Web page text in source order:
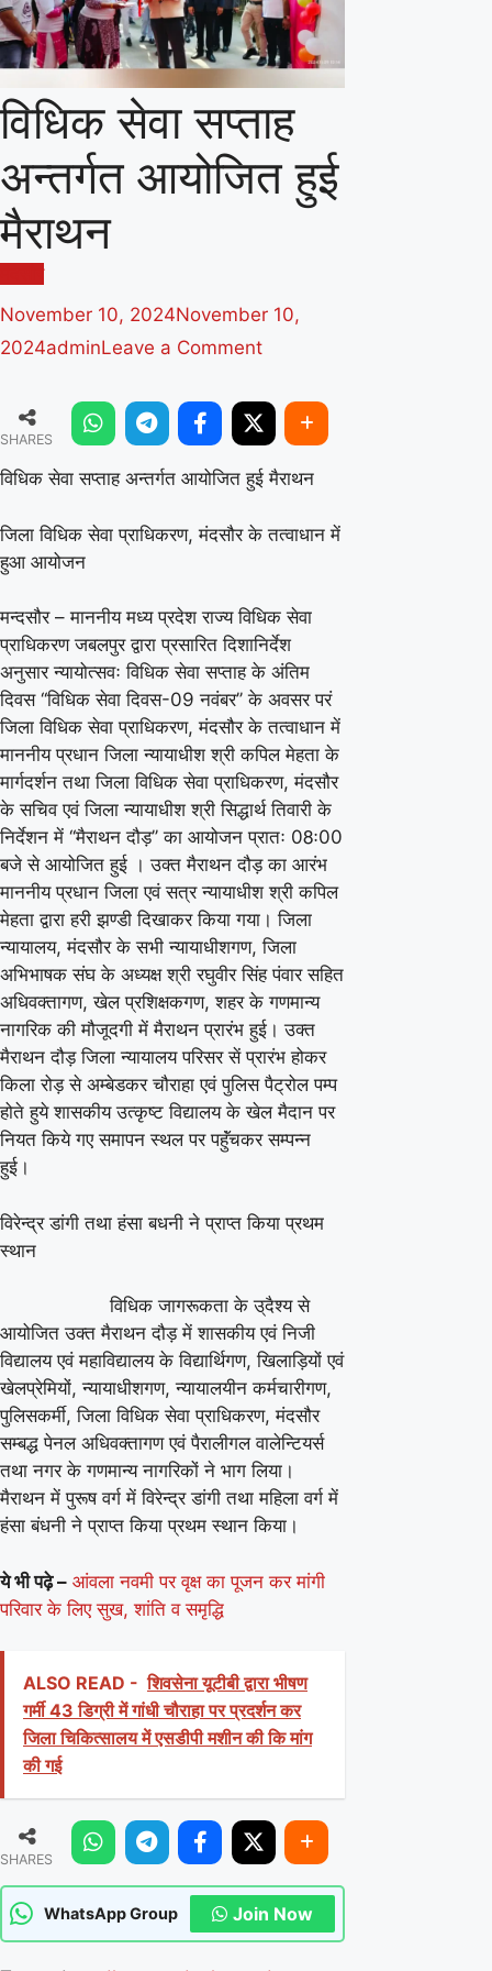
विधिक सेवा सप्ताह
अन्तर्गत आयोजित हुई
मैराथन
November 10, 2024November 10,
2024adminLeave a Commenton
सेवा
सप्ताह
अन्तर्गत
हुई
SHARES
विधिक सेवा सप्ताह अन्तर्गत आयोजित हुई मैराथन
जिला विधिक सेवा प्राधिकरण, मंदसौर के तत्वाधान में
हुआ आयोजन
मन्दसौर – माननीय मध्य प्रदेश राज्य विधिक सेवा
प्राधिकरण जबलपुर द्वारा प्रसारित दिशानिर्देश
अनुसार न्यायोत्सवः विधिक सेवा सप्ताह के अंतिम
दिवस ‘‘विधिक सेवा दिवस-09 नवंबर’’ के अवसर परं
जिला विधिक सेवा प्राधिकरण, मंदसौर के तत्वाधान में
माननीय प्रधान जिला न्यायाधीश श्री कपिल मेहता के
मार्गदर्शन तथा जिला विधिक सेवा प्राधिकरण, मंदसौर
के सचिव एवं जिला न्यायाधीश श्री सिद्धार्थ तिवारी के
निर्देशन में ‘‘मैराथन दौड़’’ का आयोजन प्रातः 08ः00
बजे से आयोजित हुई । उक्त मैराथन दौड़ का आरंभ
माननीय प्रधान जिला एवं सत्र न्यायाधीश श्री कपिल
मेहता द्वारा हरी झण्डी दिखाकर किया गया। जिला
न्यायालय, मंदसौर के सभी न्यायाधीशगण, जिला
अभिभाषक संघ के अध्यक्ष श्री रघुवीर सिंह पंवार सहित
अधिवक्तागण, खेल प्रशिक्षकगण, शहर के गणमान्य
नागरिक की मौजूदगी में मैराथन प्रारंभ हुई। उक्त
मैराथन दौड़ जिला न्यायालय परिसर सें प्रारंभ होकर
किला रोड़ से अम्बेडकर चौराहा एवं पुलिस पैट्रोल पम्प
होते हुये शासकीय उत्कृष्ट विद्यालय के खेल मैदान पर
नियत किये गए समापन स्थल पर पहुॅंचकर सम्पन्न
हुई।
विरेन्द्र डांगी तथा हंसा बधनी ने प्राप्त किया प्रथम
स्थान
विधिक जागरूकता के उ्दैश्य से
आयोजित उक्त मैराथन दौड़ में शासकीय एवं निजी
विद्यालय एवं महाविद्यालय के विद्यार्थिगण, खिलाड़ियों एवं
खेलप्रेमियों, न्यायाधीशगण, न्यायालयीन कर्मचारीगण,
पुलिसकर्मी, जिला विधिक सेवा प्राधिकरण, मंदसौर
सम्बद्ध पेनल अधिवक्तागण एवं पैरालीगल वालेन्टियर्स
तथा नगर के गणमान्य नागरिकों ने भाग लिया।
मैराथन में पुरूष वर्ग में विरेन्द्र डांगी तथा महिला वर्ग में
हंसा बंधनी ने प्राप्त किया प्रथम स्थान किया।
ये भी पढ़े – आंवला नवमी पर वृक्ष का पूजन कर मांगी
परिवार के लिए सुख, शांति व समृद्धि
ALSO READ - शिवसेना यूटीबी द्वारा भीषण
गर्मी 43 डिग्री में गांधी चौराहा पर प्रदर्शन कर
जिला चिकित्सालय में एसडीपी मशीन की कि मांग
की गई
SHARES
WhatsApp Group Join Now